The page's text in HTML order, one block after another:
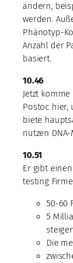
ändern,
werden.
Phänotyp-
Anzahl der
basiert.
10.46
Jetzt
Postoc hier,
biete
nutzen
10.51
Er gibt
testing
50-60
5
Die